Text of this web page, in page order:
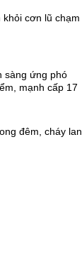
cơn lũ chạm
sàng ứng phó
mạnh cấp 17
đêm, cháy lan